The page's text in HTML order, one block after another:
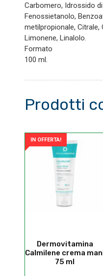
Carbomero, Idrossido
Fenossietanolo,
metilpropionale, Citrale,
Limonene, Linalolo.
Formato
100 ml.
Prodotti
IN OFFERTA!
Dermovitamina
Calmilene crema
75 ml